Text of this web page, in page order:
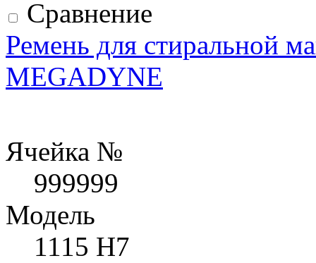
Сравнение
Ремень для стиральной
MEGADYNE
Ячейка №
999999
Модель
1115 H7